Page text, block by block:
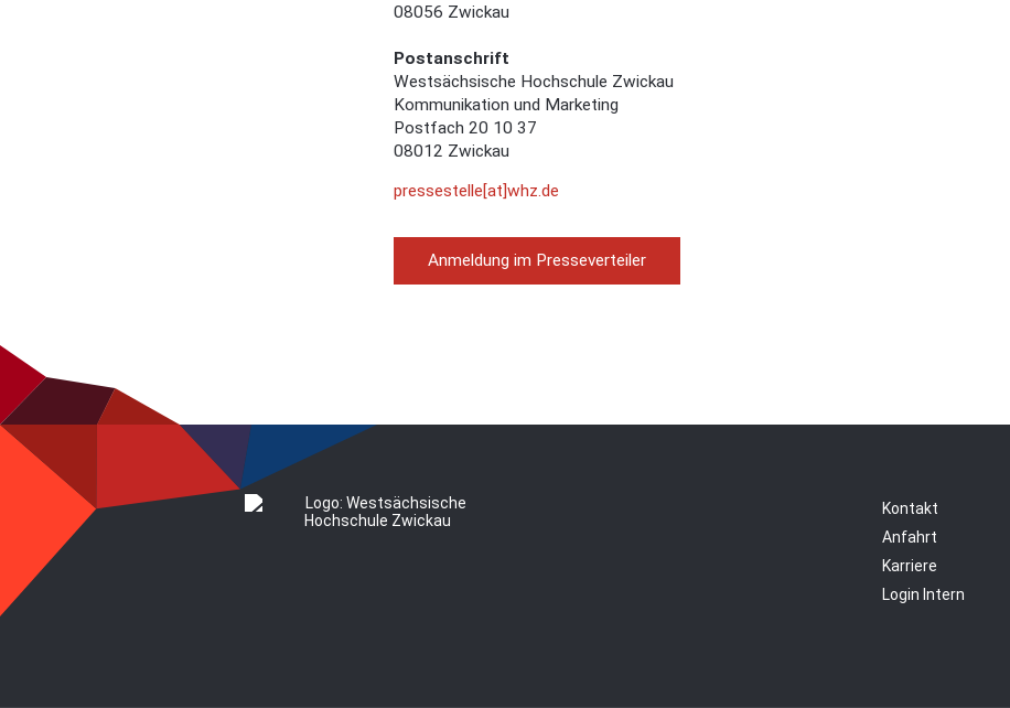
08056 Zwickau
Postanschrift
Westsächsische Hochschule Zwickau
Kommunikation und Marketing
Postfach 20 10 37
08012 Zwickau
pressestelle[at]whz.de
Anmeldung im Presseverteiler
Kontakt
Anfahrt
Karriere
Login Intern